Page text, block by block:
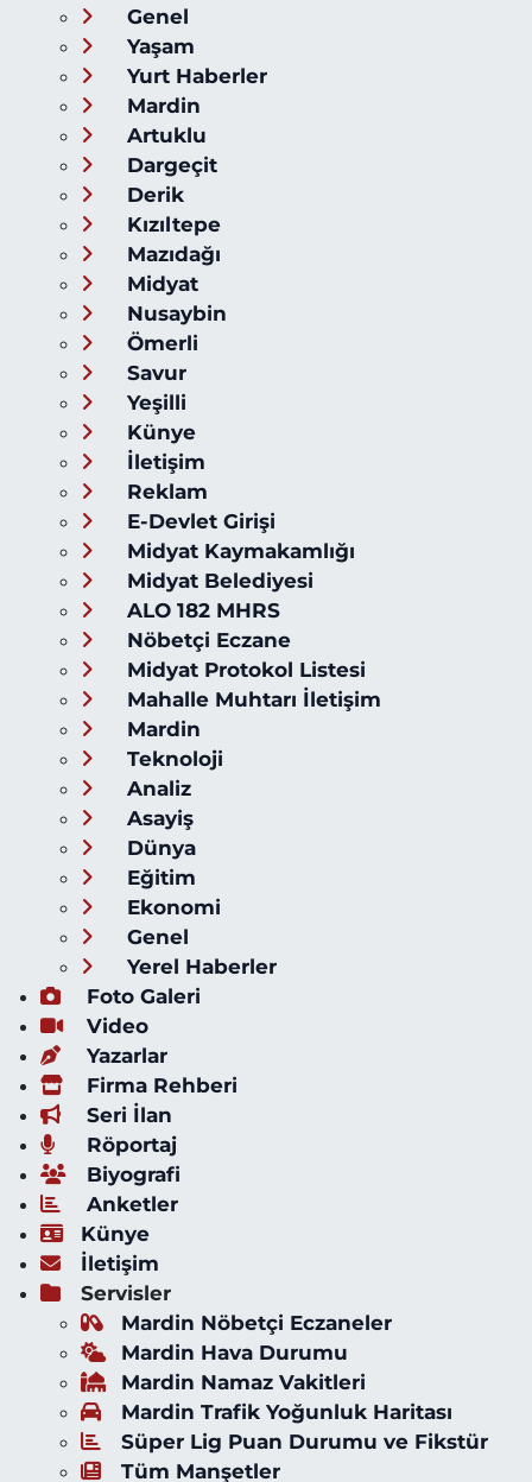
Genel
Yaşam
Yurt Haberler
Mardin
Artuklu
Dargeçit
Derik
Kızıltepe
Mazıdağı
Midyat
Nusaybin
Ömerli
Savur
Yeşilli
Künye
İletişim
Reklam
E-Devlet Girişi
Midyat Kaymakamlığı
Midyat Belediyesi
ALO 182 MHRS
Nöbetçi Eczane
Midyat Protokol Listesi
Mahalle Muhtarı İletişim
Mardin
Teknoloji
Analiz
Asayiş
Dünya
Eğitim
Ekonomi
Genel
Yerel Haberler
Foto Galeri
Video
Yazarlar
Firma Rehberi
Seri İlan
Röportaj
Biyografi
Anketler
Künye
İletişim
Servisler
Mardin Nöbetçi Eczaneler
Mardin Hava Durumu
Mardin Namaz Vakitleri
Mardin Trafik Yoğunluk Haritası
Süper Lig Puan Durumu ve Fikstür
Tüm Manşetler